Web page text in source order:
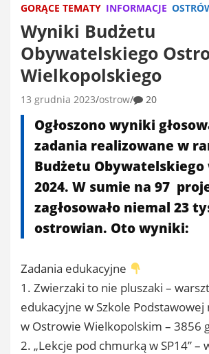
GORĄCE TEMATY INFORMACJE
Wyniki Budżetu
Obywatelskiego
Wielkopolskiego
13 grudnia 2023 ostrow 20
Ogłoszono wyniki
zadania realizowane w
Budżetu Obywatelskiego
2024. W sumie na 97
zagłosowało niemal 23
ostrowian. Oto wyniki:
Zadania edukacyjne
1. Zwierzaki to nie pluszaki –
edukacyjne w Szkole Podstawowej
w Ostrowie Wielkopolskim – 3856
2. „Lekcje pod chmurką w SP14” –